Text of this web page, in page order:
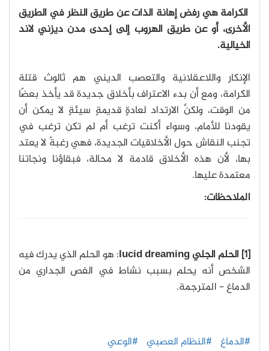
الكرامة هي رفض إهانة الذات عن طريق النظر في الطريق
الأخرى، أو عن طريق الهروب إلى إحدى مدن ديزني لاند
الخيالية.
الإنكار واللاعقلانية والتعصب الديني هم ثالوث قتلة
الكرامة، ومع أن بدء الاعتراف بأخلاق جديدة قد يأخذ بعضًا
من الوقت، ولكنَّ الارتداد لعادةٍ قديمةٍ سيئةٍ لا يمكن أن
يقودنا للأمام، وسواء أكنت ترغب أم لم تكن ترغب في
تجنب النقاش حول الأخلاقيات الجديدة، فهي رغبةٌ لا يعتد
بها، ﻷن هذه الأخلاق قادمة لا محالة، فبقاؤنا ونجاتنا
معتمدة عليها.
الملاحظات:
[1] الحلم الجلي lucid dreaming
: هو الحلم الذي يدرك فيه
الشخص أنه يحلم بسبب نشاط في الفص الجداري من
الدماغ - المترجمة.
#الدماغ #النظام العصبي #الوعي